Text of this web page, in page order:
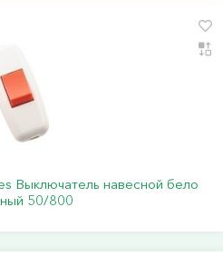
Выключатель навесной бело
50/800